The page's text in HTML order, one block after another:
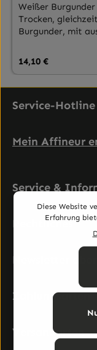
Weißer
Trocken,
Burgunder, mit
Regulärer Preis:
14,10 €
Service-Hotline
Mein Affineur
Service &
Rechtliches
Newsletter
Zahlungsarten
Versandarten
Diese Website
Erfahrung